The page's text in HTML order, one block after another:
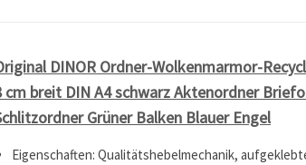
DINOR Ordner-Wolkenmarmor-
cm breit DIN A4 schwarz Aktenordner
Grüner Balken Blauer Engel
Eigenschaften: Qualitätshebelmechanik,